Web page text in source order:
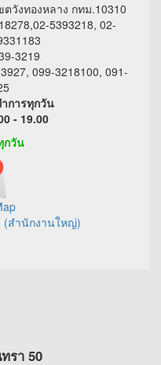
วังทองหลาง กทม.10310
5393218, 02-
3219
099-3218100, 091-
การทุกวัน
- 19.00
กวัน
(สำนักงานใหญ่)
รา 50